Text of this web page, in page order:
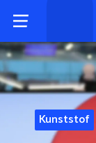
Kunststof